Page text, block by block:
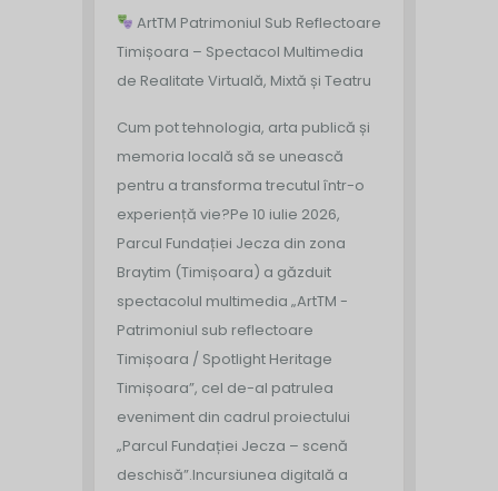
ArtTM Patrimoniul Sub Reflectoare
Timișoara – Spectacol Multimedia
de Realitate Virtuală, Mixtă și Teatru
Cum pot tehnologia, arta publică și
memoria locală să se unească
pentru a transforma trecutul într-o
experiență vie?Pe 10 iulie 2026,
Parcul Fundației Jecza din zona
Braytim (Timișoara) a găzduit
spectacolul multimedia „ArtTM -
Patrimoniul sub reflectoare
Timișoara / Spotlight Heritage
Timișoara”, cel de-al patrulea
eveniment din cadrul proiectului
„Parcul Fundației Jecza – scenă
deschisă”.Incursiunea digitală a